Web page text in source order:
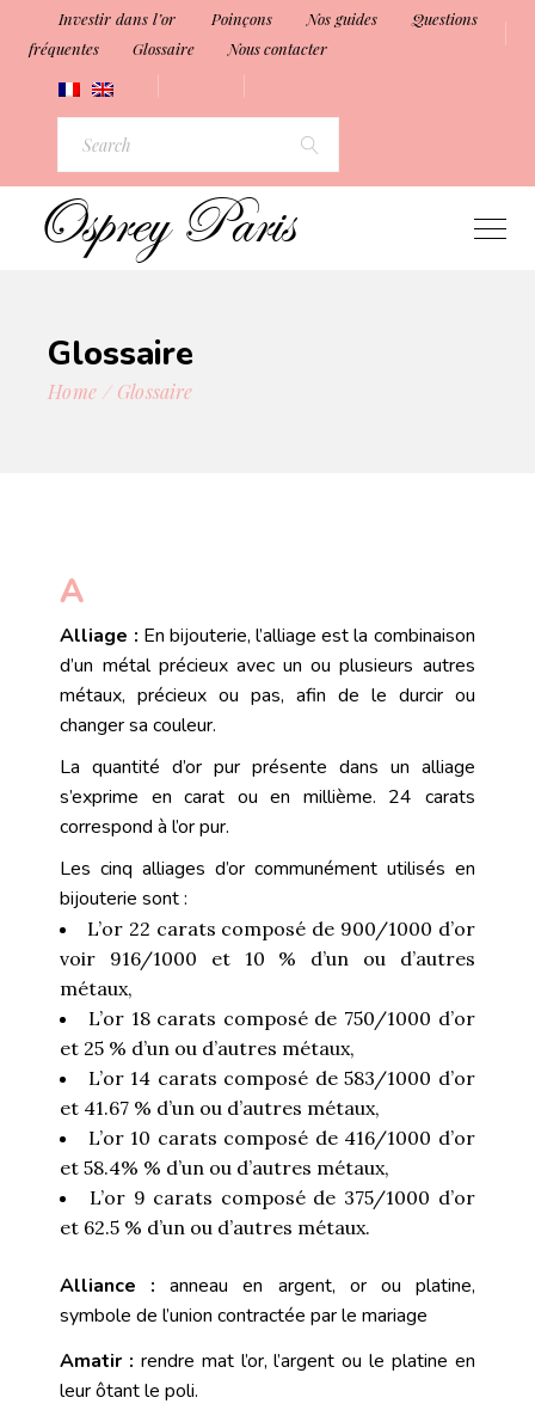
Investir dans l’or Poinçons Nos guides
Questions
fréquentes
Glossaire Nous contacter
Glossaire
Home Glossaire
A
Alliage : En bijouterie, l’alliage est la combinaison
d’un métal précieux avec un ou plusieurs autres
métaux, précieux ou pas, afin de le durcir ou
changer sa couleur.
La quantité d’or pur présente dans un alliage
s’exprime en carat ou en millième. 24 carats
correspond à l’or pur.
Les cinq alliages d’or communément utilisés en
bijouterie sont :
L’or 22 carats composé de 900/1000 d’or
voir 916/1000 et 10 % d’un ou d’autres
métaux,
L’or 18 carats composé de 750/1000 d’or
et 25 % d’un ou d’autres métaux,
L’or 14 carats composé de 583/1000 d’or
et 41.67 % d’un ou d’autres métaux,
L’or 10 carats composé de 416/1000 d’or
et 58.4% % d’un ou d’autres métaux,
L’or 9 carats composé de 375/1000 d’or
et 62.5 % d’un ou d’autres métaux.
Alliance :anneau en argent, or ou platine,
symbole de l’union contractée par le mariage
Amatir : rendre mat l’or, l’argent ou le platine en
leur ôtant le poli.